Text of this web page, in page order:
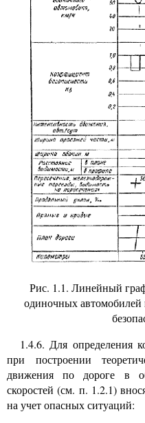
Рис. 1.1. Линейный
одиночных
1.4.6. Для определения
при построении
движения по дороге в
скоростей (см. п. 1.2.1)
на учет опасных ситуаций: